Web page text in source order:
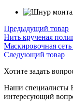
Предыдущий товар
Нить крученая
Маскировочная
Следующий товар
Хотите задать
Наши специалисты
интересующий